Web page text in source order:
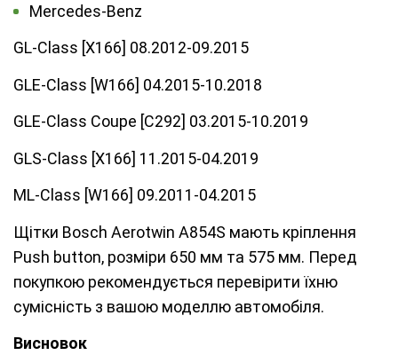
Mercedes-Benz
GL-Class [X166] 08.2012-09.2015
GLE-Class [W166] 04.2015-10.2018
GLE-Class Coupe [C292] 03.2015-10.2019
GLS-Class [X166] 11.2015-04.2019
ML-Class [W166] 09.2011-04.2015
Щітки Bosch Aerotwin A854S мають кріплення
Push button, розміри 650 мм та 575 мм. Перед
покупкою рекомендується перевірити їхню
сумісність з вашою моделлю автомобіля.
Висновок